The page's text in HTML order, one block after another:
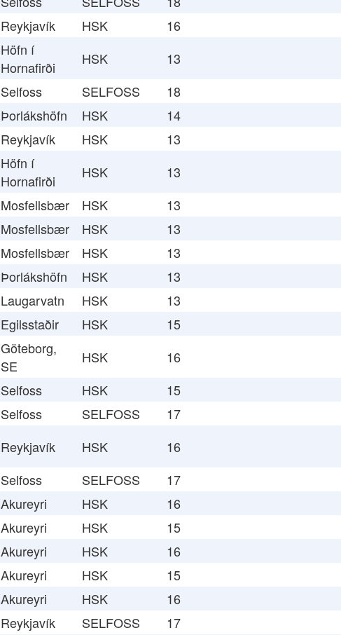
Reykjavík HSK
16
Höfn í
Hornafirði
HSK
13
Selfoss SELFOSS
18
Þorlákshöfn HSK
14
Reykjavík HSK
13
Höfn í
Hornafirði
HSK
13
Mosfellsbær HSK
13
Mosfellsbær HSK
13
Mosfellsbær HSK
13
Þorlákshöfn HSK
13
Laugarvatn HSK
13
Egilsstaðir HSK
15
Göteborg,
SE
HSK
16
Selfoss HSK
15
Selfoss SELFOSS
17
Reykjavík HSK
16
Selfoss SELFOSS
17
Akureyri HSK
16
Akureyri HSK
15
Akureyri HSK
16
Akureyri HSK
15
Akureyri HSK
16
Reykjavík SELFOSS 17